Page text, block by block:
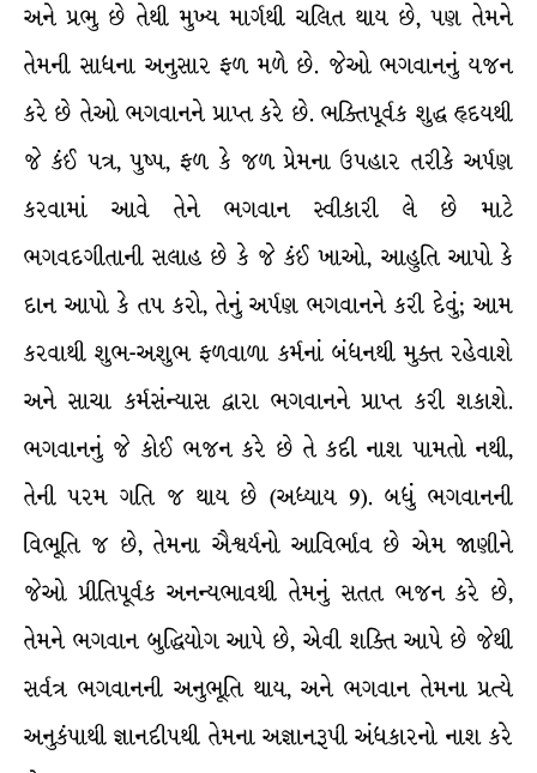
અને પ્રભુ છે તેથી મુખ્ય માર્ગથી ચલિત થાય છે, પણ તેમને
તેમની સાધના અનુસાર ફળ મળે છે. જેઓ ભગવાનનું યજન
કરે છે તેઓ ભગવાનને પ્રાપ્ત કરે છે. ભક્તિપૂર્વક શુદ્ધ હૃદયથી
જે કંઈ પત્ર, પુષ્પ, ફળ કે જળ પ્રેમના ઉપહાર તરીકે અર્પણ
કરવામાં આવે તેને ભગવાન સ્વીકારી લે છે માટે
ભગવદગીતાની સલાહ છે કે જે કંઈ ખાઓ, આહુતિ આપો કે
દાન આપો કે તપ કરો, તેનું અર્પણ ભગવાનને કરી દેવું; આમ
કરવાથી શુભ-અશુભ ફળવાળા કર્મનાં બંધનથી મુક્ત રહેવાશે
અને સાચા કર્મસંન્યાસ દ્વારા ભગવાનને પ્રાપ્ત કરી શકાશે.
ભગવાનનું જે કોઈ ભજન કરે છે તે કદી નાશ પામતો નથી,
તેની પરમ ગતિ જ થાય છે (અધ્યાય 9). બધું ભગવાનની
વિભૂતિ જ છે, તેમના ઐશ્વર્યનો આવિર્ભાવ છે એમ જાણીને
જેઓ પ્રીતિપૂર્વક અનન્યભાવથી તેમનું સતત ભજન કરે છે,
તેમને ભગવાન બુદ્ધિયોગ આપે છે, એવી શક્તિ આપે છે જેથી
સર્વત્ર ભગવાનની અનુભૂતિ થાય, અને ભગવાન તેમના પ્રત્યે
અનુકંપાથી જ્ઞાનદીપથી તેમના અજ્ઞાનરૂપી અંધકારનો નાશ કરે